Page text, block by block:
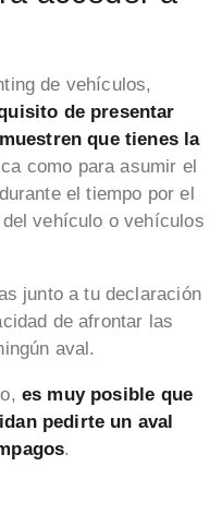
de vehículos,
de presentar
que tienes la
como para asumir el
el tiempo por el
vehículo o vehículos
junto a tu declaración
de afrontar las
aval.
es muy posible que
pedirte un aval
.